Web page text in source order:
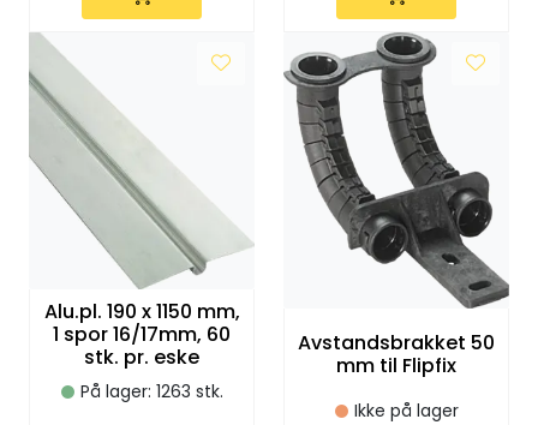
Alu.pl. 190 x 1150 mm,
1 spor 16/17mm, 60
stk. pr. eske
På lager: 1263 stk.
Avstandsbrakket 50
mm til Flipfix
Ikke på lager